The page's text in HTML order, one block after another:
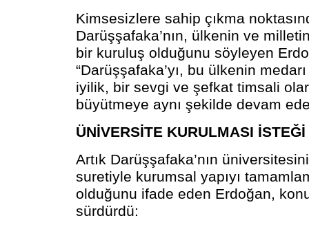
Kimsesizlere sahip çıkma
Darüşşafaka’nın, ülkenin ve
bir kuruluş olduğunu söyleyen
“Darüşşafaka’yı, bu ülkenin
iyilik, bir sevgi ve şefkat timsali
büyütmeye aynı şekilde devam
ÜNİVERSİTE KURULMASI İSTEĞİ
Artık Darüşşafaka’nın
suretiyle kurumsal yapıyı
olduğunu ifade eden Erdoğan,
sürdürdü: